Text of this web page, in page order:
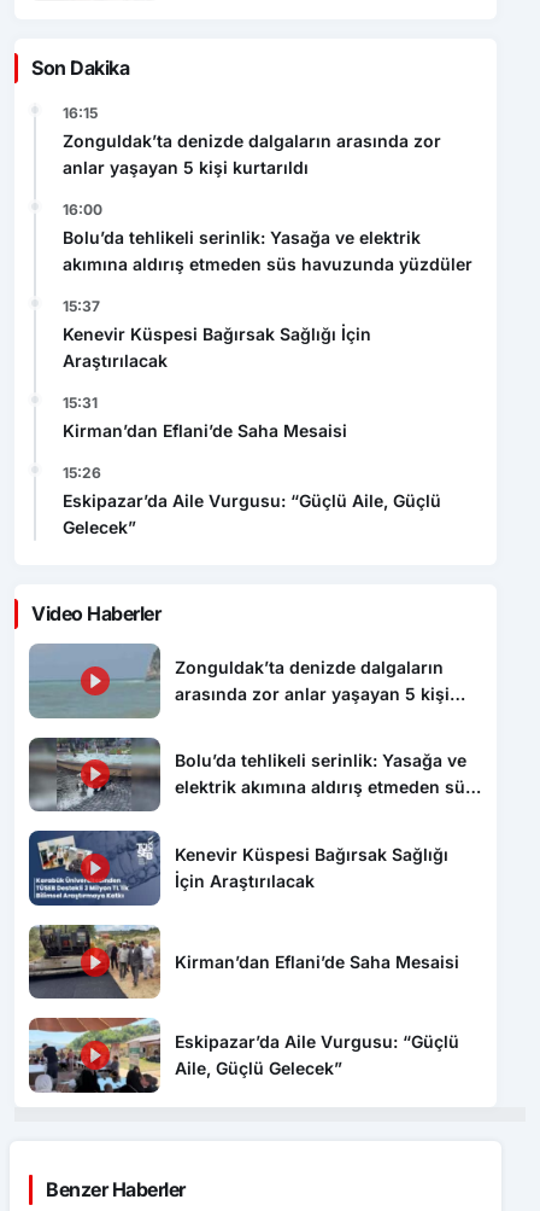
Son Dakika
16:15
Zonguldak’ta denizde dalgaların arasında zor
anlar yaşayan 5 kişi kurtarıldı
16:00
Bolu’da tehlikeli serinlik: Yasağa ve elektrik
akımına aldırış etmeden süs havuzunda yüzdüler
15:37
Kenevir Küspesi Bağırsak Sağlığı İçin
Araştırılacak
15:31
Kirman’dan Eflani’de Saha Mesaisi
15:26
Eskipazar’da Aile Vurgusu: “Güçlü Aile, Güçlü
Gelecek”
Video Haberler
Zonguldak’ta denizde dalgaların
arasında zor anlar yaşayan 5 kişi
Bolu’da tehlikeli serinlik: Yasağa ve
elektrik akımına aldırış etmeden süs
Kenevir Küspesi Bağırsak Sağlığı
İçin Araştırılacak
Kirman’dan Eflani’de Saha Mesaisi
Eskipazar’da Aile Vurgusu: “Güçlü
Aile, Güçlü Gelecek”
Benzer Haberler